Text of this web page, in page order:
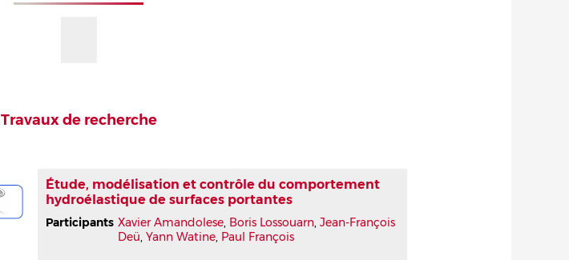
Travaux de recherche
Étude, modélisation et contrôle du comportement
hydroélastique de surfaces portantes
Participants Xavier Amandolese, Boris Lossouarn, Jean-François
Deü, Yann Watine, Paul François